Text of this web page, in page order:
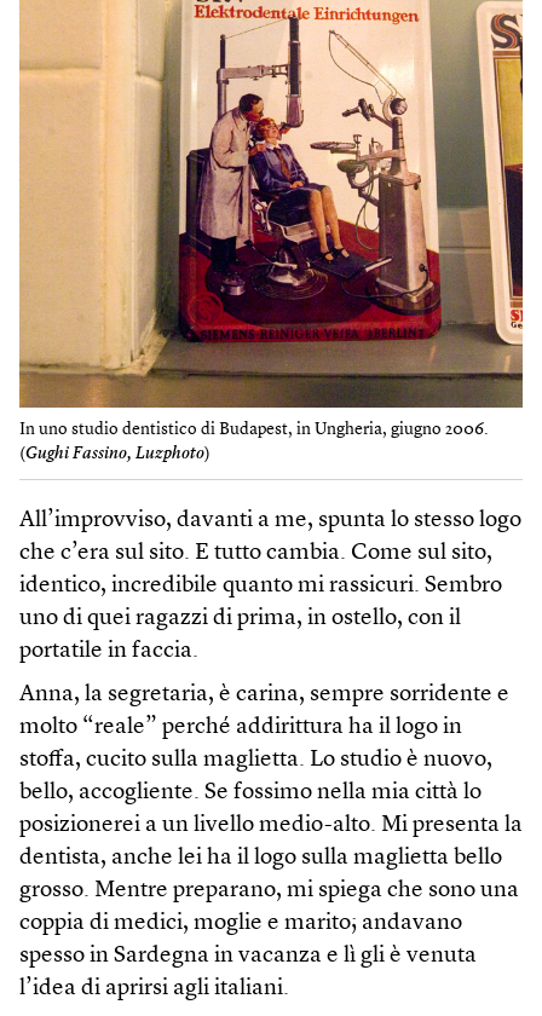
In uno studio dentistico di Budapest, in Ungheria, giugno 2006.
(Gughi Fassino, Luzphoto)
All’improvviso, davanti a me, spunta lo stesso logo
che c’era sul sito. E tutto cambia. Come sul sito,
identico, incredibile quanto mi rassicuri. Sembro
uno di quei ragazzi di prima, in ostello, con il
portatile in faccia.
Anna, la segretaria, è carina, sempre sorridente e
molto “reale” perché addirittura ha il logo in
stoffa, cucito sulla maglietta. Lo studio è nuovo,
bello, accogliente. Se fossimo nella mia città lo
posizionerei a un livello medio-alto. Mi presenta la
dentista, anche lei ha il logo sulla maglietta bello
grosso. Mentre preparano, mi spiega che sono una
coppia di medici, moglie e marito; andavano
spesso in Sardegna in vacanza e lì gli è venuta
l’idea di aprirsi agli italiani.